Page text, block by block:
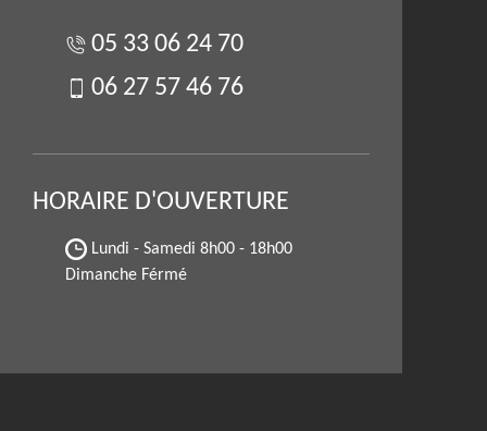
05 33 06 24 70
06 27 57 46 76
HORAIRE D'OUVERTURE
Lundi - Samedi 8h00 - 18h00
Dimanche Férmé